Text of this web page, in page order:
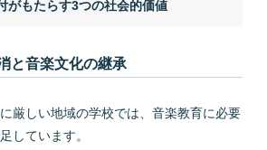
がもたらす3つの社会的価値
と音楽文化の継承
厳しい地域の学校では、音楽教育に必要
しています。